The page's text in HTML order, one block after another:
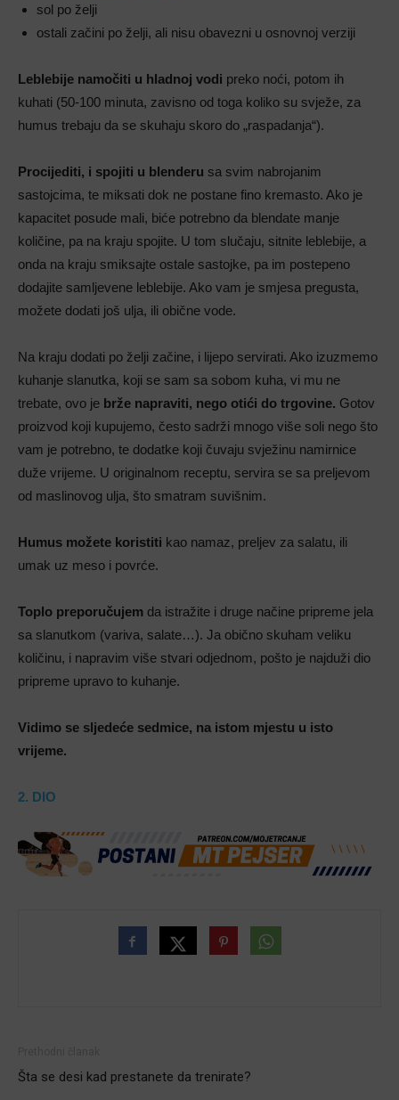
sol po želji
ostali začini po želji, ali nisu obavezni u osnovnoj verziji
Leblebije namočiti u hladnoj vodi preko noći, potom ih
kuhati (50-100 minuta, zavisno od toga koliko su svježe, za
humus trebaju da se skuhaju skoro do „raspadanja“).
Procijediti, i spojiti u blenderu sa svim nabrojanim
sastojcima, te miksati dok ne postane fino kremasto. Ako je
kapacitet posude mali, biće potrebno da blendate manje
količine, pa na kraju spojite. U tom slučaju, sitnite leblebije, a
onda na kraju smiksajte ostale sastojke, pa im postepeno
dodajite samljevene leblebije. Ako vam je smjesa pregusta,
možete dodati još ulja, ili obične vode.
Na kraju dodati po želji začine, i lijepo servirati. Ako izuzmemo
kuhanje slanutka, koji se sam sa sobom kuha, vi mu ne
trebate, ovo je brže napraviti, nego otići do trgovine. Gotov
proizvod koji kupujemo, često sadrži mnogo više soli nego što
vam je potrebno, te dodatke koji čuvaju svježinu namirnice
duže vrijeme. U originalnom receptu, servira se sa preljevom
od maslinovog ulja, što smatram suvišnim.
Humus možete koristiti kao namaz, preljev za salatu, ili
umak uz meso i povrće.
Toplo preporučujem da istražite i druge načine pripreme jela
sa slanutkom (variva, salate…). Ja obično skuham veliku
količinu, i napravim više stvari odjednom, pošto je najduži dio
pripreme upravo to kuhanje.
Vidimo se sljedeće sedmice, na istom mjestu u isto
vrijeme.
2. DIO
Šta se desi kad prestanete da trenirate?